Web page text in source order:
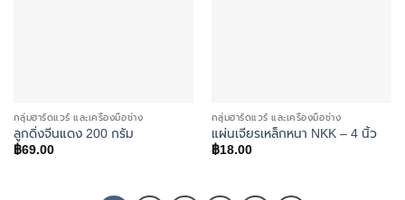
กลุ่มฮาร์ดแวร์ และเครื่องมือช่าง
ลูกดิ่งจีนแดง 200 กรัม
฿69.00
กลุ่มฮาร์ดแวร์ และเครื่องมือช่าง
แผ่นเจียรเหล็กหนา NKK – 4 นิ้ว
฿18.00